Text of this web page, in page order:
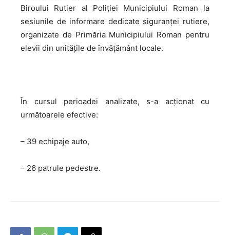
Biroului Rutier al Poliției Municipiului Roman la
sesiunile de informare dedicate siguranței rutiere,
organizate de Primăria Municipiului Roman pentru
elevii din unitățile de învățământ locale.
În cursul perioadei analizate, s-a acţionat cu
următoarele efective:
– 39 echipaje auto,
– 26 patrule pedestre.